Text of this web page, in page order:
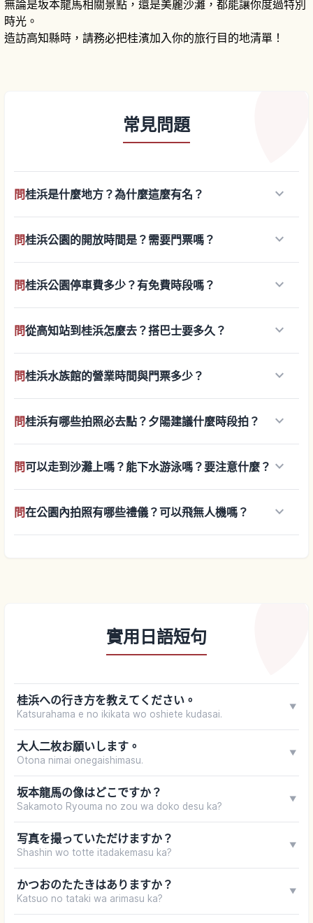
無論是坂本龍馬相關景點，還是美麗沙灘，都能讓你度過特別
時光。
造訪高知縣時，請務必把桂濱加入你的旅行目的地清單！
常見問題
問桂浜是什麼地方？為什麼這麼有名？ keyboard_arrow_down
問桂浜公園的開放時間是？需要門票嗎？ keyboard_arrow_down
問桂浜公園停車費多少？有免費時段嗎？ keyboard_arrow_down
問從高知站到桂浜怎麼去？搭巴士要多久？ keyboard_arrow_down
問桂浜水族館的營業時間與門票多少？ keyboard_arrow_down
問桂浜有哪些拍照必去點？夕陽建議什麼時段拍？ keyboard_arrow_down
問可以走到沙灘上嗎？能下水游泳嗎？要注意什麼？ keyboard_arrow_down
問在公園內拍照有哪些禮儀？可以飛無人機嗎？ keyboard_arrow_down
實用日語短句
桂浜への行き方を教えてください。
Katsurahama e no ikikata wo oshiete kudasai.
▼
大人二枚お願いします。
Otona nimai onegaishimasu.
▼
坂本龍馬の像はどこですか？
Sakamoto Ryouma no zou wa doko desu ka?
▼
写真を撮っていただけますか？
Shashin wo totte itadakemasu ka?
▼
かつおのたたきはありますか？
Katsuo no tataki wa arimasu ka?
▼